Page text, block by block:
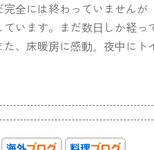
完全には終わっていません
います。まだ数日しか経
た、床暖房に感動。夜中に